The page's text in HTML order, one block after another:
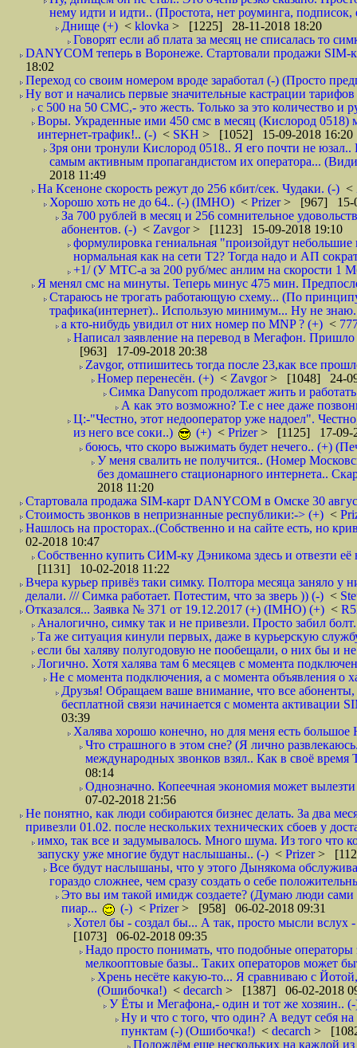
нему идти и идти.. (Простота, нет роуминга,
Днище (+) < klovka > [1225] 28-11-2018 18:20
Говорят если аб плата за месяц не списалась то
DANYCOM теперь в Воронеже. Стартовали продажи SIM-
18:02
Переход со своим номером вроде заработал (-) (Просто
Ну вот и начались первые значительные кастрации
с 500 на 50 СМС,- это жесть. Только за это количество и
Воры. Украденные ими 450 смс в месяц (Кислород 0518)
интернет-трафик!.. (-) < SKH > [1052] 15-09-2018 16:20
Зря они тронули Кислород 0518.. Я его почти не
самым активным пропагандистом их оператора...
2018 11:49
На Ксеноне скорость режут до 256 кбит/сек. Чудаки. (-) <
Хорошо хоть не до 64.. (-) (IMHO) < Prizer> [967] 15-
За 700 рублей в месяц и 256 сомнительное
абонентов. (-) < Zavgor> [1123] 15-09-2018 19:10
формулировка гениальная "произойдут небольшие
нормальная как на сети Т2? Тогда надо и АП
+1/ (У МТС-а за 200 руб/мес анлим на скорости 1
Я менял смс на минуты. Теперь минус 475 мин.
Стараюсь не трогать работающую схему... (По
трафика(интернет).. Использую минимум... Ну не
а кто-нибудь увидил от них номер по MNP ? (+) <
Написал заявление на перевод в Мегафон.
[963] 17-09-2018 20:38
Zavgor, отпишитесь тогда после 23,как все
Номер перенесён. (+) < Zavgor> [1048] 24-
Симка Danycom продолжает жить и
А как это возможно? Т.е с нее даже
Ц:-"Честно, этот недооператор уже надоел".
из него все соки..)
(+) < Prizer> [1125] 17-09-
боюсь, что скоро выжимать будет нечего.. (+)
У меня свалить не получится.. (Номер
без домашнего стационарного интернета..
2018 11:20
Стартовала продажа SIM-карт DANYCOM в Омске 30
Стоимость звонков в непризнанные республики:-> (+) <
Нашлось на просторах..(Собственно и на сайте есть, но
02-2018 10:47
Собственно купить СИМ-ку Дэникома здесь и отвезти
[1131] 10-02-2018 11:22
Вчера курьер привёз таки симку. Полтора месяца заняло
делали. /// Симка работает. Потестим, что за зверь )) (-) <
Отказался... Заявка № 371 от 19.12.2017 (+) (IMHO) (+) <
Аналогично, симку так и не привезли. Просто забил
Та же ситуация кинули первых, даже в курьерскую
если бы халяву полугодовую не пообещали, о них бы и
Логично. Хотя халява там 6 месяцев с момента
Не с момента подключения, а с момента объявления о
Друзья! Обращаем ваше внимание, что все
бесплатной связи начинается с момента
03:39
Халява хорошо конечно, но для меня есть
Что страшного в этом сне? (Я лично
международных звонков взял.. Как в своё
08:14
Однозначно. Копеечная экономия может
07-02-2018 21:56
Не понятно, как люди собираются бизнес делать. За два
привезли 01.02. после нескольких технических сбоев у
имхо, так все и задумывалось. Много шума. Из того что
запуску уже многие будут наслышаны.. (-) < Prizer>
Все будут наслышаны, что у этого Дынякома
гораздо сложнее, чем сразу создать о себе
Это вы им такой имидж создаете? (Думаю люди сами
пиар...
(-) < Prizer> [958] 06-02-2018 09:31
Хотел бы - создал бы... А так, просто мысли вслух
[1073] 06-02-2018 09:35
Надо просто понимать, что подобные
мелкооптовые базы.. Таких операторов может
Хрень несёте какую-то... Я сравниваю с
(Ошибочка!) < decarch > [1387] 06-02-2018
У Ёты и Мегафона,- один и тот же хозяин..
Ну и что с того, что один? А ведут себя
пунктам (-) (Ошибочка!) < decarch >
Подождём еще нескольких на каждой из